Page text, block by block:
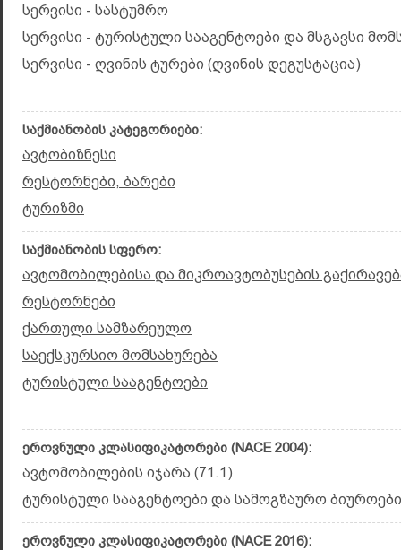
სერვისი - სასტუმრო
სერვისი - ტურისტული სააგენტოები და მსგავსი
სერვისი - ღვინის ტურები (ღვინის დეგუსტაცია)
საქმიანობის კატეგორიები:
ავტობიზნესი
რესტორნები, ბარები
ტურიზმი
საქმიანობის სფერო:
ავტომობილებისა და მიკროავტობუსების
რესტორნები
ქართული სამზარეულო
საექსკურსიო მომსახურება
ტურისტული სააგენტოები
ეროვნული კლასიფიკატორები (NACE 2004):
ავტომობილების იჯარა (71.1)
ტურისტული სააგენტოები და სამოგზაურო
ეროვნული კლასიფიკატორები (NACE 2016):